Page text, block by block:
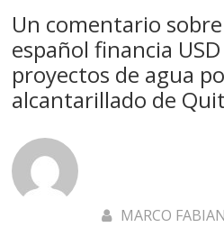
Un comentario sobre
español financia
proyectos de agua
alcantarillado de
MARCO